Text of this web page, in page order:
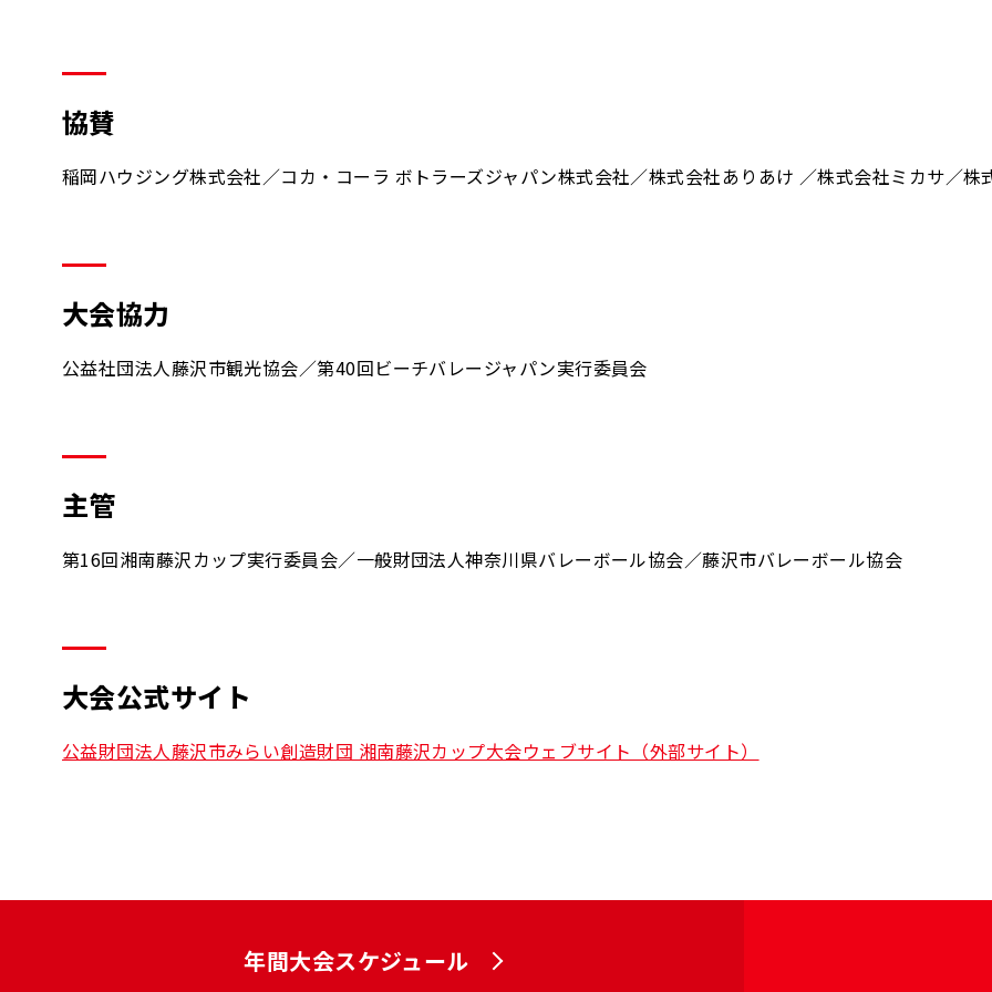
協賛
稲岡ハウジング株式会社／コカ・コーラ ボトラーズジャパン株式会社／株式会社ありあけ ／株式会社ミカサ／株
大会協力
公益社団法人藤沢市観光協会／第40回ビーチバレージャパン実行委員会
主管
第16回湘南藤沢カップ実行委員会／一般財団法人神奈川県バレーボール協会／藤沢市バレーボール協会
大会公式サイト
公益財団法人藤沢市みらい創造財団 湘南藤沢カップ大会ウェブサイト（外部サイト）
年間大会スケジュール